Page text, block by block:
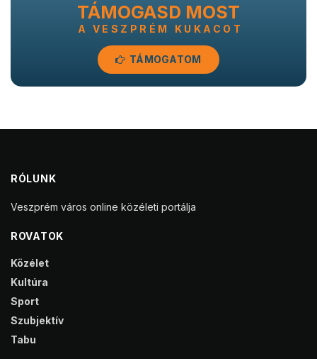
TÁMOGASD MOST
A VESZPRÉM KUKACOT
TÁMOGATOM
RÓLUNK
Veszprém város online közéleti portálja
ROVATOK
Közélet
Kultúra
Sport
Szubjektív
Tabu